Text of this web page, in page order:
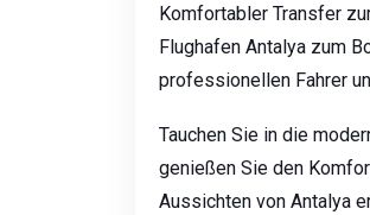
Komfortabler Transfer
Flughafen Antalya zum
professionellen Fahrer
Tauchen Sie in die
genießen Sie den
Aussichten von Antalya